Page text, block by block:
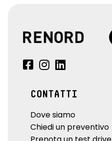
CONTATTI
Dove siamo
Chiedi un preventivo